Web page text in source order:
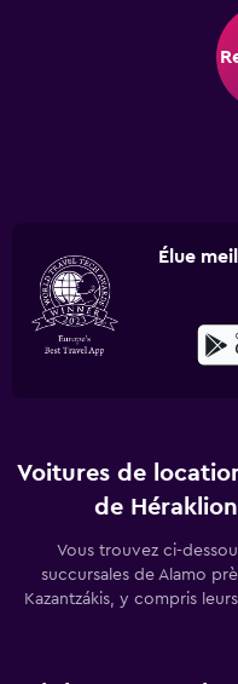
Élue
Voitures de
de
Vous trouvez ci-
succursales de Alamo
Kazantzákis, y compris